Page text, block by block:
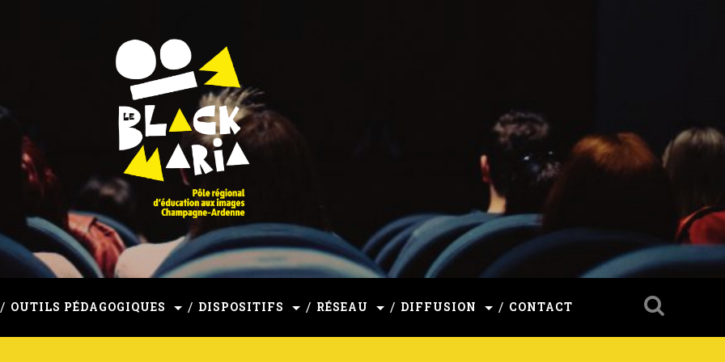
Ardenne
OUTILS PÉDAGOGIQUES DISPOSITIFS RÉSEAU DIFFUSION CONTACT